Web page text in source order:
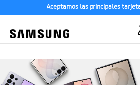
Aceptamos las principales